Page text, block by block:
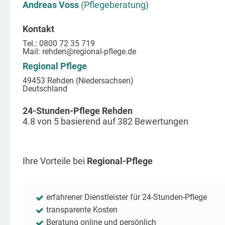
Andreas Voss (Pflegeberatung)
Kontakt
Tel.: 0800 72 35 719
Mail: rehden@regional-pflege.de
Regional Pflege
49453 Rehden (Niedersachsen)
Deutschland
24-Stunden-Pflege Rehden
4.8 von 5 basierend auf382 Bewertungen
Ihre Vorteile bei Regional-Pflege
erfahrener Dienstleister für 24-Stunden-Pflege
transparente Kosten
Beratung online und persönlich